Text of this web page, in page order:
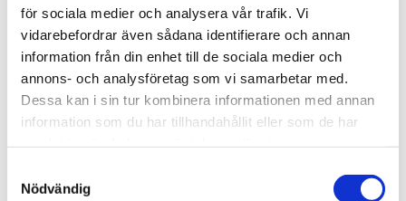
för sociala medier och analysera vår trafik. Vi
vidarebefordrar även sådana identifierare och annan
information från din enhet till de sociala medier och
annons- och analysföretag som vi samarbetar med.
Dessa kan i sin tur kombinera informationen med annan
information som du har tillhandahållit eller som de har
Nödvändig
Tacobuffé
Tacokryddad stekt köttfärs, vetetortillas,
röda kidneybönor, strimlad isbergssallad,